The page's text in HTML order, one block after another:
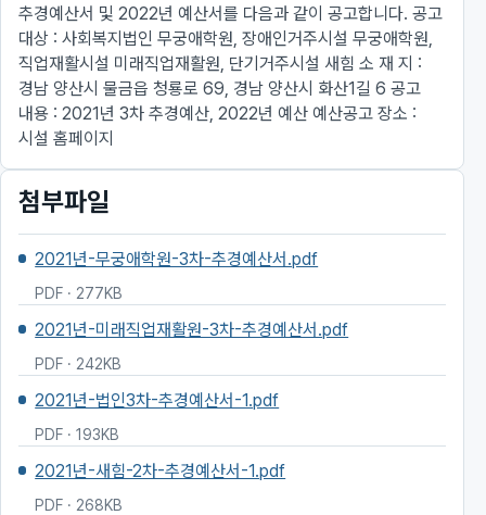
추경예산서 및 2022년 예산서를 다음과 같이 공고합니다. 공고
대상 : 사회복지법인 무궁애학원, 장애인거주시설 무궁애학원,
직업재활시설 미래직업재활원, 단기거주시설 새힘 소 재 지 :
경남 양산시 물금읍 청룡로 69, 경남 양산시 화산1길 6 공고
내용 : 2021년 3차 추경예산, 2022년 예산 예산공고 장소 :
시설 홈페이지
첨부파일
2021년-무궁애학원-3차-추경예산서.pdf
PDF · 277KB
2021년-미래직업재활원-3차-추경예산서.pdf
PDF · 242KB
2021년-법인3차-추경예산서-1.pdf
PDF · 193KB
2021년-새힘-2차-추경예산서-1.pdf
PDF · 268KB